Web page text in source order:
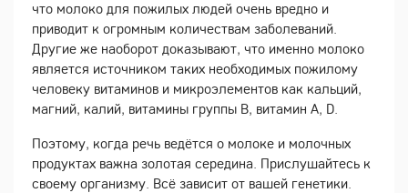
что молоко для пожилых людей очень вредно и
приводит к огромным количествам заболеваний.
Другие же наоборот доказывают, что именно молоко
является источником таких необходимых пожилому
человеку витаминов и микроэлементов как кальций,
магний, калий, витамины группы B, витамин A, D.
Поэтому, когда речь ведётся о молоке и молочных
продуктах важна золотая середина. Прислушайтесь к
своему организму. Всё зависит от вашей генетики.